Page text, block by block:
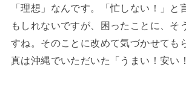
「理想」なんです。「忙しない！」と
もしれないですが、困ったことに、そ
すね。そのことに改めて気づかせても
真は沖縄でいただいた「うまい！安い